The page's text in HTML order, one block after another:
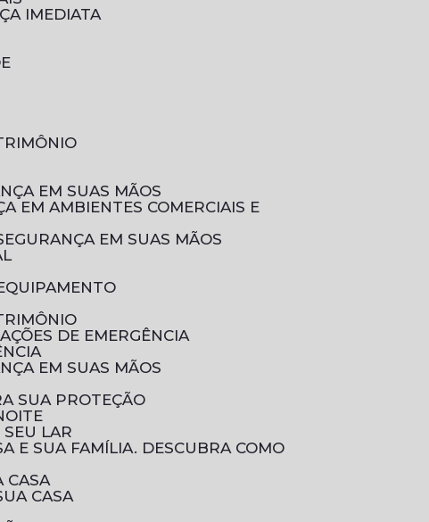
IMEDIATA
EM SUAS MÃOS
EM SUAS MÃOS
DE EMERGÊNCIA
EM SUAS MÃOS
SUA PROTEÇÃO
SEU LAR
CASA
CASA